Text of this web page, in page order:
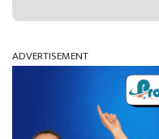
ADVERTISEMENT